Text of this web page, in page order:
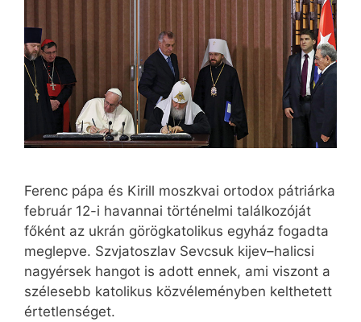
Ferenc pápa és Kirill moszkvai ortodox pátriárka
február 12-i havannai történelmi találkozóját
főként az ukrán görögkatolikus egyház fogadta
meglepve. Szvjatoszlav Sevcsuk kijev–halicsi
nagyérsek hangot is adott ennek, ami viszont a
szélesebb katolikus közvéleményben kelthetett
értetlenséget.